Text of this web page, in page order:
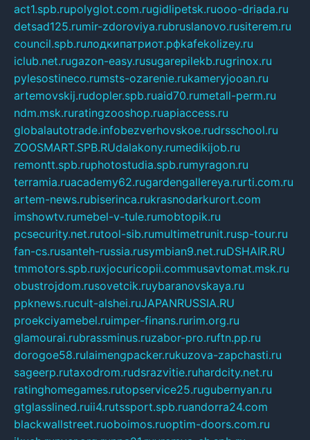
act1.spb.rupolyglot.com.rugidlipetsk.ruooo-driada.ru
detsad125.rumir-zdoroviya.rubruslanovo.rusiterem.ru
council.spb.ruлодкипатриот.рфkafekolizey.ru
iclub.net.rugazon-easy.rusugarepilekb.rugrinox.ru
pylesostineco.rumsts-ozarenie.rukameryjooan.ru
artemovskij.rudopler.spb.ruaid70.rumetall-perm.ru
ndm.msk.ruratingzooshop.ruapiaccess.ru
globalautotrade.infobezverhovskoe.rudrsschool.ru
ZOOSMART.SPB.RUdalakony.rumedikijob.ru
remontt.spb.ruphotostudia.spb.rumyragon.ru
terramia.ruacademy62.rugardengallereya.rurti.com.ru
artem-news.rubiserinca.rukrasnodarkurort.com
imshowtv.rumebel-v-tule.rumobtopik.ru
pcsecurity.net.rutool-sib.rumultimetrunit.rusp-tour.ru
fan-cs.rusanteh-russia.rusymbian9.net.ruDSHAIR.RU
tmmotors.spb.ruxjocuricopii.commusavtomat.msk.ru
obustrojdom.rusovetcik.ruybaranovskaya.ru
ppknews.rucult-alshei.ruJAPANRUSSIA.RU
proekciyamebel.ruimper-finans.rurim.org.ru
glamourai.rubrassminus.ruzabor-pro.ruftn.pp.ru
dorogoe58.rulaimengpacker.rukuzova-zapchasti.ru
sageerp.rutaxodrom.rudsrazvitie.ruhardcity.net.ru
ratinghomegames.rutopservice25.rugubernyan.ru
gtglasslined.ruii4.rutssport.spb.ruandorra24.com
blackwallstreet.ruoboimos.ruoptim-doors.com.ru